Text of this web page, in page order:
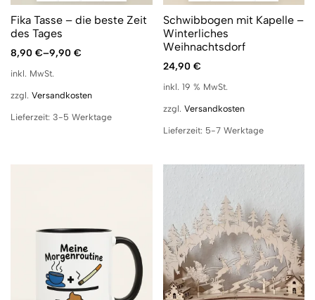
Fika Tasse – die beste Zeit
des Tages
8,90 €–9,90 €
inkl. MwSt.
zzgl. Versandkosten
Lieferzeit: 3-5 Werktage
Schwibbogen mit Kapelle –
Winterliches
Weihnachtsdorf
24,90 €
inkl. 19 % MwSt.
zzgl. Versandkosten
Lieferzeit: 5-7 Werktage